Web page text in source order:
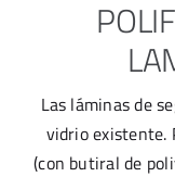
Las láminas de
vidrio existente.
(con butiral de